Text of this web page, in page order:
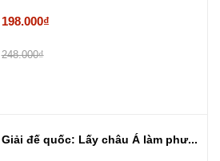
198.000₫
248.000₫
Giải đế quốc: Lấy châu Á làm phư...